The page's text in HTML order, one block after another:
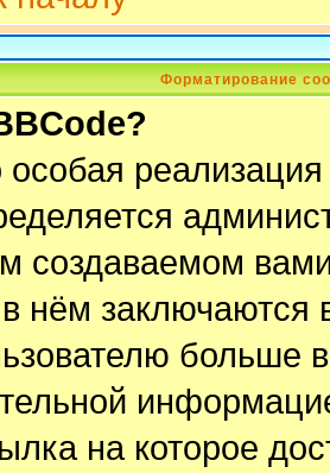
Форматирование
особая
создаваемом
нём заключаются
больше
на которое